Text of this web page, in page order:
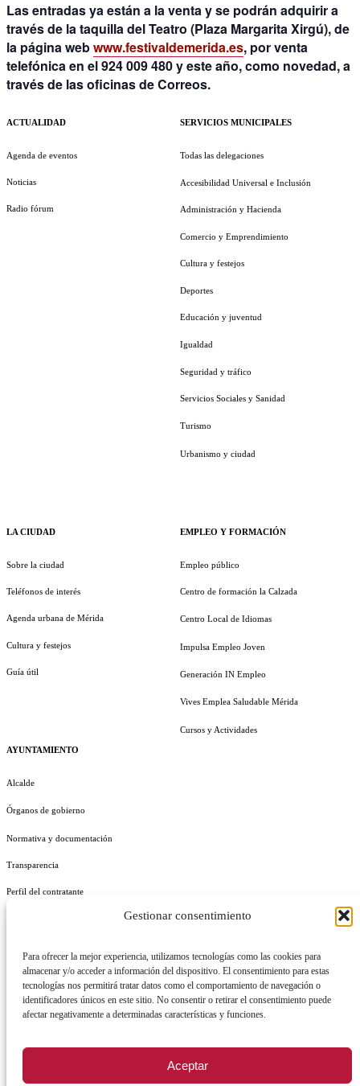
Gestionar consentimiento
Para ofrecer la mejor experiencia, utilizamos tecnologías como las cookies para
almacenar y/o acceder a información del dispositivo. El consentimiento para estas
tecnologías nos permitirá tratar datos como el comportamiento de navegación o
identificadores únicos en este sitio. No consentir o retirar el consentimiento puede
afectar negativamente a determinadas características y funciones.
Aceptar
Lasentradas ya están a la ventay se podrán adquirir a
través de la taquilla del Teatro (Plaza Margarita Xirgú), de
la página webwww.festivaldemerida.es, por venta
telefónica en el 924 009 480 y este año, como novedad, a
través de las oficinas de Correos.
ACTUALIDAD
Agenda de eventos
Noticias
Radio fórum
LA CIUDAD
Sobre la ciudad
Teléfonos de interés
Agenda urbana de Mérida
Cultura y festejos
Guía útil
AYUNTAMIENTO
Alcalde
Órganos de gobierno
Normativa y documentación
Transparencia
Perfil del contratante
SERVICIOS MUNICIPALES
Todas las delegaciones
Accesibilidad Universal e Inclusión
Administración y Hacienda
Comercio y Emprendimiento
Cultura y festejos
Deportes
Educación y juventud
Igualdad
Seguridad y tráfico
Servicios Sociales y Sanidad
Turismo
Urbanismo y ciudad
EMPLEO Y FORMACIÓN
Empleo público
Centro de formación la Calzada
Centro Local de Idiomas
Impulsa Empleo Joven
Generación IN Empleo
Vives Emplea Saludable Mérida
Cursos y Actividades
REGISTRO DE ACTIVIDADES DE TRATAMIENTO